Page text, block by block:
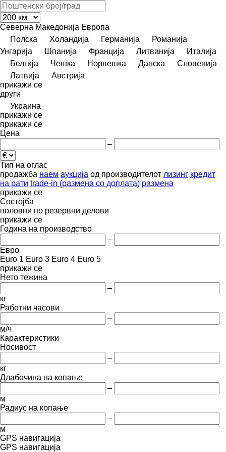
Северна Македонија Европа
Полска
Холандија Германија
Романија
Унгарија
Шпанија Франција Литванија
Италија
Белгија
Чешка Норвешка Данска
Словенија
Латвија
Австрија
прикажи се
други
Украина
прикажи се
прикажи се
Цена
–
Тип на оглас
продажба наем аукција од производителот лизинг кредит
на рати trade-in (размена со доплата) размена
прикажи се
Состојба
половни по резервни делови
прикажи се
Година на производство
–
Евро
Euro 1 Euro 3 Euro 4 Euro 5
прикажи се
Нето тежина
–
кг
Работни часови
–
м/ч
Карактеристики
Носивост
–
кг
Длабочина на копање
–
м
Радиус на копање
–
м
GPS навигација
GPS навигација